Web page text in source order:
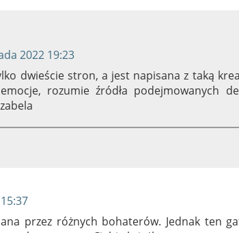
2022 19:23
dwieście stron, a jest napisana z taką
rozumie źródła podejmowanych
przez różnych bohaterów. Jednak ten